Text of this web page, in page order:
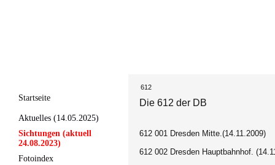
Startseite
Aktuelles (14.05.2025)
Sichtungen (aktuell
24.08.2023)
Fotoindex
612
Die 612 der DB
612 001 Dresden Mitte.(14.11.2009)
612 002 Dresden Hauptbahnhof.